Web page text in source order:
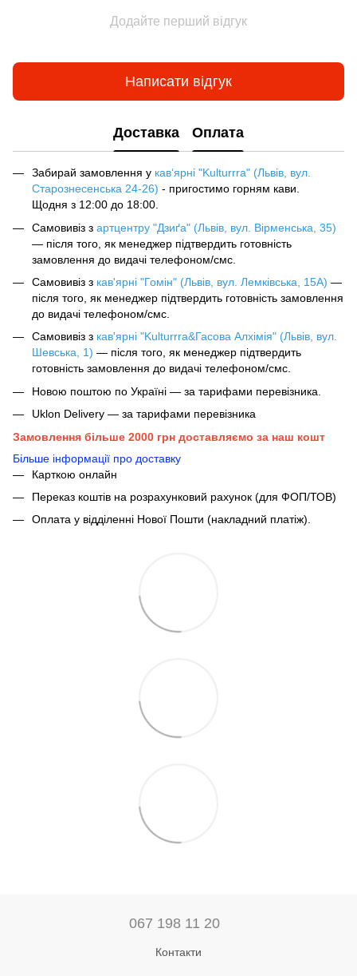
Додайте перший відгук
Написати відгук
Доставка Оплата
Забирай замовлення у кав‘ярні "Kulturrra" (Львів, вул.
Старознесенська 24-26) - пригостимо горням кави.
Щодня з 12:00 до 18:00.
Самовивіз з артцентру "Дзиґа" (Львів, вул. Вірменська, 35)
— після того, як менеджер підтвердить готовність
замовлення до видачі телефоном/смс.
Самовивіз з кав'ярні "Гомін" (Львів, вул. Лемківська, 15А) —
після того, як менеджер підтвердить готовність замовлення
до видачі телефоном/смс.
Самовивіз з кав'ярні "Kulturrra&Гасова Алхімія" (Львів, вул.
Шевська, 1) — після того, як менеджер підтвердить
готовність замовлення до видачі телефоном/смс.
Новою поштою по Україні — за тарифами перевізника.
Uklon Delivery — за тарифами перевізника
Замовлення більше 2000 грн доставляємо за наш кошт
Більше інформації про доставку
Карткою онлайн
Переказ коштів на розрахунковий рахунок (для ФОП/ТОВ)
Оплата у відділенні Нової Пошти (накладний платіж).
067 198 11 20
Контакти